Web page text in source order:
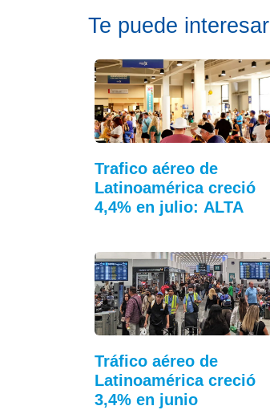
Te puede interesar
Trafico aéreo de
Latinoamérica creció
4,4% en julio: ALTA
Tráfico aéreo de
Latinoamérica creció
3,4% en junio